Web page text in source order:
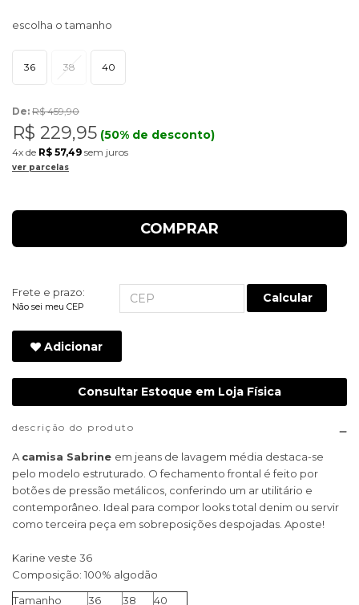
36 38 40
De: R$ 459,90
R$ 229,95 (50% de desconto)
4x de R$ 57,49 sem juros
ver parcelas
COMPRAR
Frete e prazo:
Não sei meu CEP
Calcular
Adicionar
Consultar Estoque em Loja Física
descrição do produto
A camisa Sabrine em jeans de lavagem média destaca-se
pelo modelo estruturado. O fechamento frontal é feito por
botões de pressão metálicos, conferindo um ar utilitário e
contemporâneo. Ideal para compor looks total denim ou servir
como terceira peça em sobreposições despojadas. Aposte!
Karine veste 36
Composição: 100% algodão
Tamanho
36 38 40